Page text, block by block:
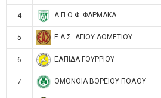
4 Α.Π.Ο.Φ. ΦΑΡΜΑΚΑ
5 Ε.Α.Σ. ΑΓΙΟΥ ΔΟΜΕΤΙΟΥ
6 ΕΛΠΙΔΑ ΓΟΥΡΡΙΟΥ
7 ΟΜΟΝΟΙΑ ΒΟΡΕΙΟΥ ΠΟΛΟΥ